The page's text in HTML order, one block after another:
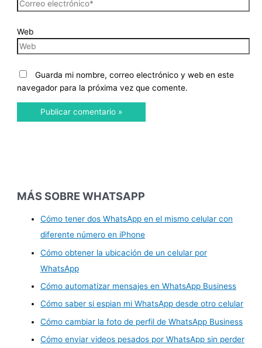
Web
Guarda mi nombre, correo electrónico y web en este
navegador para la próxima vez que comente.
MÁS SOBRE WHATSAPP
Cómo tener dos WhatsApp en el mismo celular con
diferente número en iPhone
Cómo obtener la ubicación de un celular por
WhatsApp
Cómo automatizar mensajes en WhatsApp Business
Cómo saber si espian mi WhatsApp desde otro celular
Cómo cambiar la foto de perfil de WhatsApp Business
Cómo enviar videos pesados por WhatsApp sin perder